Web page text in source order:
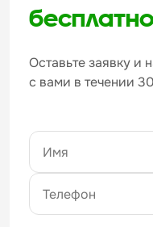
Оставьте заявку и
с вами в течении